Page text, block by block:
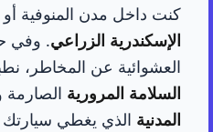
كنت داخل مدن المنوفية
الإسكندرية الزراعي. وفي
العشوائية عن المخاطر،
السلامة المرورية
المدنية الذي يغطي